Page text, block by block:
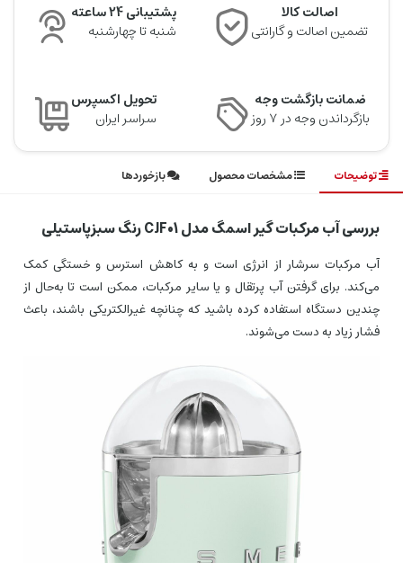
اصالت کالا
تضمین اصالت و گارانتی
پشتیبانی 24 ساعته
شنبه تا چهارشنبه
ضمانت بازگشت وجه
بازگرداندن وجه در ۷ روز
تحویل اکسپرس
سراسر ایران
توضیحات مشخصات محصول بازخوردها
بررسی آب مرکبات گیر اسمگ مدل CJF01 رنگ سبزپاستیلی
آب مرکبات سرشار از انرژی است و به کاهش استرس و خستگی کمک
می‌کند. برای گرفتن آب پرتقال و یا سایر مرکبات، ممکن است تا به‌حال از
چندین دستگاه استفاده کرده باشید که چنانچه غیرالکتریکی باشند، باعث
فشار زیاد به دست می‌شوند.